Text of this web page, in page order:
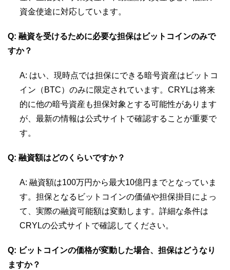
資金使途に対応しています。
Q: 融資を受けるために必要な担保はビットコインのみで
すか？
A: はい、現時点では担保にできる暗号資産はビットコ
イン（BTC）のみに限定されています。CRYLは将来
的に他の暗号資産も担保対象とする可能性があります
が、最新の情報は公式サイトで確認することが重要で
す。
Q: 融資額はどのくらいですか？
A: 融資額は100万円から最大10億円までとなっていま
す。担保となるビットコインの価値や担保掛目によっ
て、実際の融資可能額は変動します。詳細な条件は
CRYLの公式サイトで確認してください。
Q: ビットコインの価格が変動した場合、担保はどうなり
ますか？